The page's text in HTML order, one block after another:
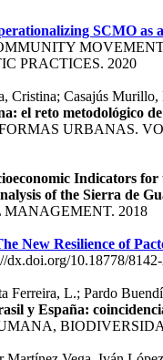
SCMO as
PRACTICES. 2020
Cristina; Casajús
el reto metodológico
URBANAS.
Indicators
of the Sierra de
2018
New Resilience of
dx.doi.org/10.18778/
Ferreira, L.; Pardo
y España: